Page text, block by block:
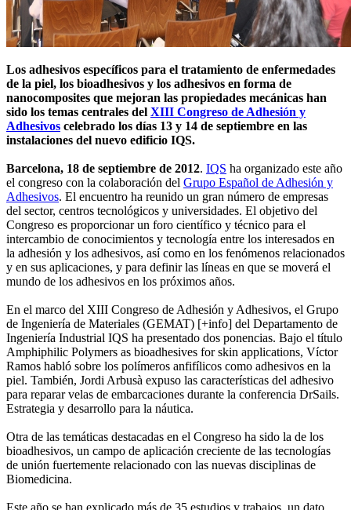
Los adhesivos específicos para el tratamiento de enfermedades
de la piel, los bioadhesivos y los adhesivos en forma de
nanocomposites que mejoran las propiedades mecánicas han
sido los temas centrales del XIII Congreso de Adhesión y
Adhesivos celebrado los días 13 y 14 de septiembre en las
instalaciones del nuevo edificio IQS.
Barcelona, 18 de septiembre de 2012. IQS ha organizado este año
el congreso con la colaboración del Grupo Español de Adhesión y
Adhesivos. El encuentro ha reunido un gran número de empresas
del sector, centros tecnológicos y universidades. El objetivo del
Congreso es proporcionar un foro científico y técnico para el
intercambio de conocimientos y tecnología entre los interesados ​​en
la adhesión y los adhesivos, así como en los fenómenos relacionados
y en sus aplicaciones, y para definir las líneas en que se moverá el
mundo de los adhesivos en los próximos años.
En el marco del XIII Congreso de Adhesión y Adhesivos, el Grupo
de Ingeniería de Materiales (GEMAT) [+info] del Departamento de
Ingeniería Industrial IQS ha presentado dos ponencias. Bajo el título
Amphiphilic Polymers as bioadhesives for skin applications, Víctor
Ramos habló sobre los polímeros anfifílicos como adhesivos en la
piel. También, Jordi Arbusà expuso las características del adhesivo
para reparar velas de embarcaciones durante la conferencia DrSails.
Estrategia y desarrollo para la náutica.
Otra de las temáticas destacadas en el Congreso ha sido la de los
bioadhesivos, un campo de aplicación creciente de las tecnologías
de unión fuertemente relacionado con las nuevas disciplinas de
Biomedicina.
Este año se han explicado más de 35 estudios y trabajos, un dato